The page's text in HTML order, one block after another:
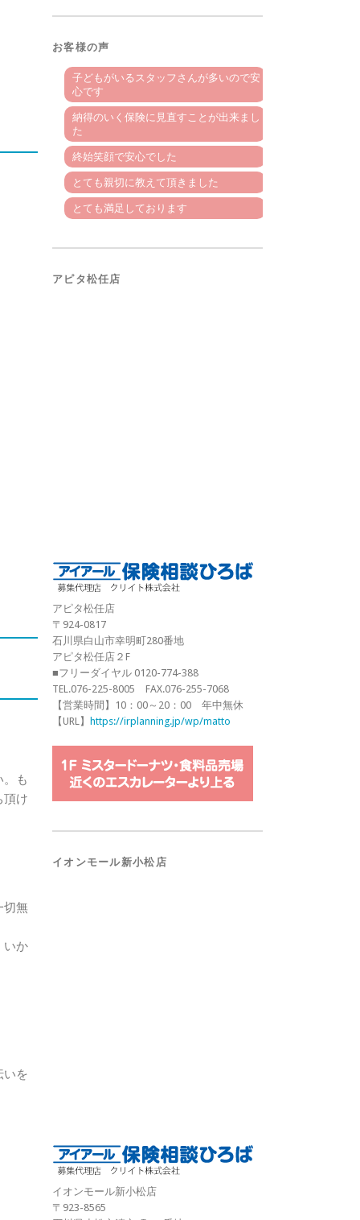
も
頂け
切無
いか
いを
お客様の声
子どもがいるスタッフさんが多いので安
心です
納得のいく保険に見直すことが出来まし
た
終始笑顔で安心でした
とても親切に教えて頂きました
とても満足しております
アピタ松任店
アピタ松任店
〒924-0817
石川県白山市幸明町280番地
アピタ松任店２F
■フリーダイヤル 0120-774-388
TEL.076-225-8005 FAX.076-255-7068
【営業時間】10：00～20：00 年中無休
【URL】
https://irplanning.jp/wp/matto
イオンモール新小松店
イオンモール新小松店
〒923-8565